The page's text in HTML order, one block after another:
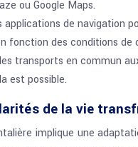
ou Google Maps.
applications de navigation
fonction des conditions de
transports en commun
est possible.
de la vie
implique une